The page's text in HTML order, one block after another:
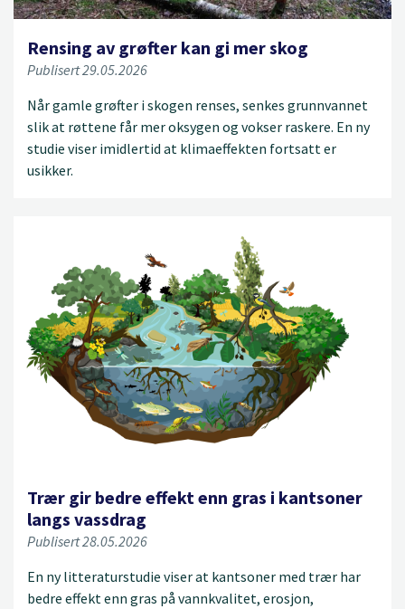
Rensing av grøfter kan gi mer skog
Publisert 29.05.2026
Når gamle grøfter i skogen renses, senkes grunnvannet
slik at røttene får mer oksygen og vokser raskere. En ny
studie viser imidlertid at klimaeffekten fortsatt er
usikker.
Trær gir bedre effekt enn gras i kantsoner
langs vassdrag
Publisert 28.05.2026
En ny litteraturstudie viser at kantsoner med trær har
bedre effekt enn gras på vannkvalitet, erosjon,